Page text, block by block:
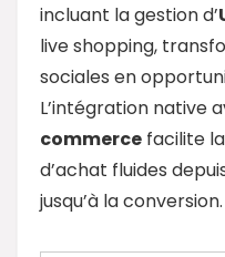
incluant la gestion d’
live shopping,
sociales en
L’intégration native
commerce facilite
d’achat fluides
jusqu’à la conversion.